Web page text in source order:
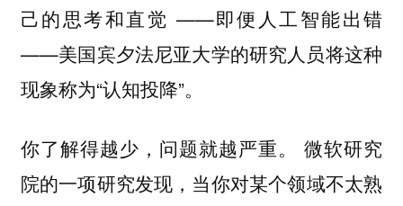
己的思考和直觉 ——即便人工智能出错
——美国宾夕法尼亚大学的研究人员将这种
现象称为“认知投降”。
你了解得越少，问题就越严重。 微软研究
院的一项研究发现，当你对某个领域不太熟